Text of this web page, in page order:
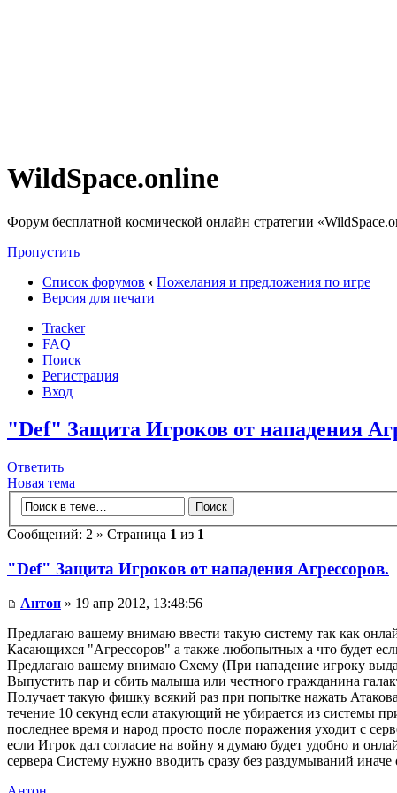
WildSpace.online
Форум бесплатной космической онлайн стратегии
Пропустить
Список форумов ‹ Пожелания и предложения по игре
Версия для печати
Tracker
FAQ
Поиск
Регистрация
Вход
"Def" Защита Игроков от нападения
Ответить
Новая тема
Сообщений: 2 » Страница 1 из 1
"Def" Защита Игроков от нападения Агрессоров.
Антон » 19 апр 2012, 13:48:56
Предлагаю вашему внимаю ввести такую систему так как
Касающихся "Агрессоров" а также любопытных а что будет
Предлагаю вашему внимаю Схему (При нападение игроку
Выпустить пар и сбить малыша или честного гражданина
Получает такую фишку всякий раз при попытке нажать
течение 10 секунд если атакующий не убирается из системы
последнее время и народ просто после поражения уходит с
если Игрок дал согласие на войну я думаю будет удобно и
сервера Систему нужно вводить сразу без раздумываний иначе